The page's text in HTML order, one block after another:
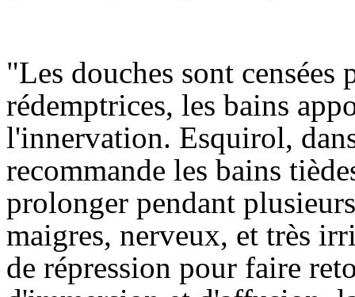
"Les douches sont censées
rédemptrices, les bains
l'innervation. Esquirol,
recommande les bains
prolonger pendant
maigres, nerveux, et très
de répression pour faire